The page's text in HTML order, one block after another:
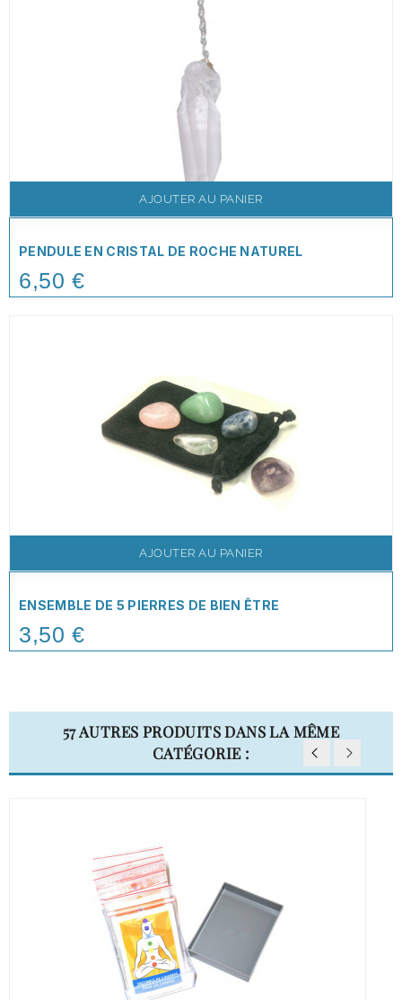
AJOUTER AU PANIER
PENDULE EN CRISTAL DE ROCHE NATUREL
Price
6,50 €
AJOUTER AU PANIER
ENSEMBLE DE 5 PIERRES DE BIEN ÊTRE
Price
3,50 €
57 AUTRES PRODUITS DANS LA MÊME
CATÉGORIE :